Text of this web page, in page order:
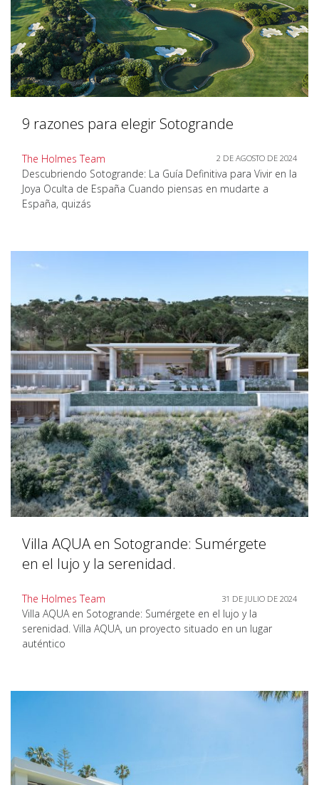
9 razones para elegir Sotogrande
The Holmes Team 2 DE AGOSTO DE 2024
Descubriendo Sotogrande: La Guía Definitiva para Vivir en la
Joya Oculta de España Cuando piensas en mudarte a
España, quizás
Villa AQUA en Sotogrande: Sumérgete
en el lujo y la serenidad.
The Holmes Team 31 DE JULIO DE 2024
Villa AQUA en Sotogrande: Sumérgete en el lujo y la
serenidad. Villa AQUA, un proyecto situado en un lugar
auténtico